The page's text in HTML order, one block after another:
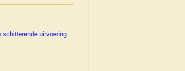
schitterende uitvoering